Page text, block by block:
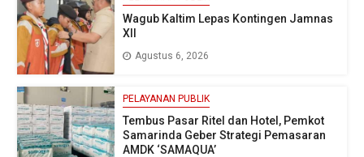
Wagub Kaltim Lepas Kontingen Jamnas
XII
Agustus 6, 2026
PELAYANAN PUBLIK
Tembus Pasar Ritel dan Hotel, Pemkot
Samarinda Geber Strategi Pemasaran
AMDK ‘SAMAQUA’